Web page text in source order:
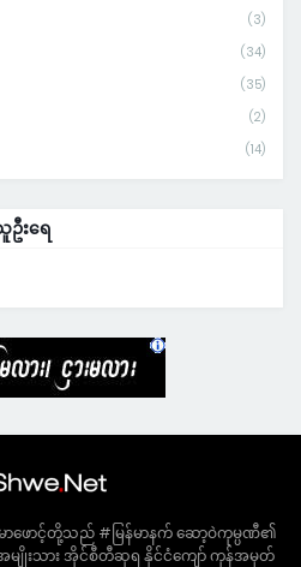
(3)
(34)
(35)
(2)
(14)
ဦးရေ
မာဖောင့်တို့သည် #မြန်မာနက် ဆော့ဝဲကုမ္ပဏီ၏
းသား အိုင်စီတီဆုရ နိုင်ငံကျော် ကုန်အမှတ်